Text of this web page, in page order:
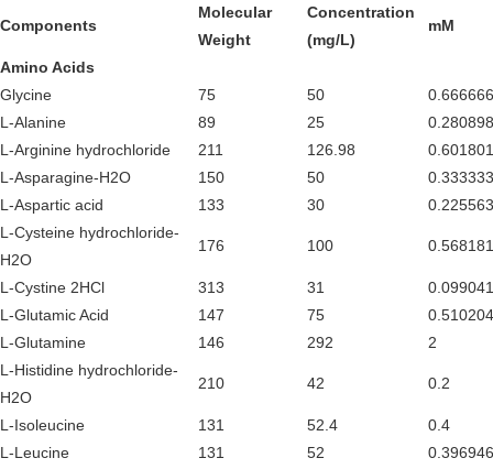
Components
Molecular
Weight
Concentration
(mg/L)
mM
Amino Acids
Glycine
75 50
L-Alanine
89 25
L-Arginine hydrochloride
211 126.98
0.601801
L-Asparagine-H2O
150 50
L-Aspartic acid
133 30
L-Cysteine hydrochloride-
H2O
176 100
L-Cystine 2HCl 313 31
L-Glutamic Acid
147 75
L-Glutamine
146 292
2
L-Histidine hydrochloride-
H2O
210 42 0.2
L-Isoleucine 131 52.4
0.4
L-Leucine
131 52